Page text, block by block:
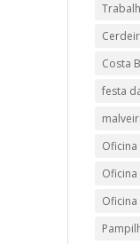
Costa
festa